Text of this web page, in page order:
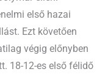
első hazai
Ezt követően
végig előnyben
18-12-es első félidő